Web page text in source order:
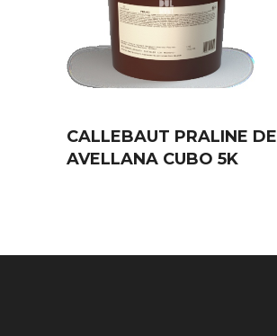
CALLEBAUT PRALINE DE
AVELLANA CUBO 5K